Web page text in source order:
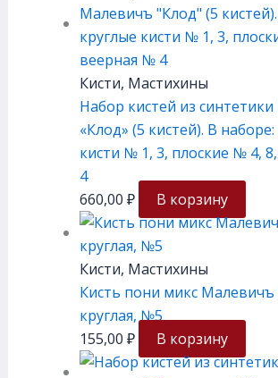
Кисти, Мастихины
Набор кистей из
«Клод» (5 кистей). В
кисти № 1, 3, плоские № 4,
4
660,00 ₽ В корзину
Кисти, Мастихины
Кисть пони микс Малевичъ
круглая, №5
155,00 ₽ В корзину